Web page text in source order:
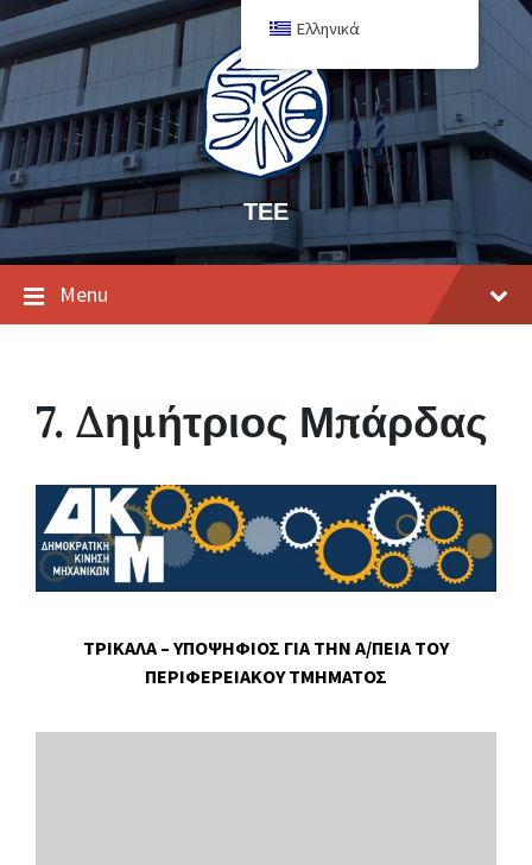
ΤΕΕ
Menu
7. Δημήτριος Μπάρδας
ΤΡΙΚΑΛΑ – ΥΠΟΨΗΦΙΟΣ ΓΙΑ ΤΗΝ Α/ΠΕΙΑ ΤΟΥ
ΠΕΡΙΦΕΡΕΙΑΚΟΥ ΤΜΗΜΑΤΟΣ
Ελληνικά